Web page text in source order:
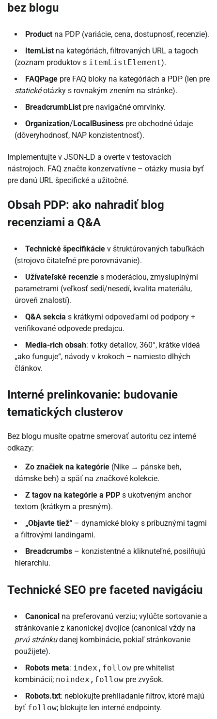
bez blogu
Product na PDP (variácie, cena, dostupnosť, recenzie).
ItemList na kategóriách, filtrovaných URL a tagoch
(zoznam produktov s itemListElement).
FAQPage pre FAQ bloky na kategóriách a PDP (len pre
statickéotázky s rovnakým znením na stránke).
BreadcrumbList pre navigačné omrvinky.
Organization/LocalBusiness pre obchodné údaje
(dôveryhodnosť, NAP konzistentnosť).
Implementujte v JSON-LD a overte v testovacích
nástrojoch. FAQ značte konzervatívne – otázky musia byť
pre danú URL špecifické a užitočné.
Obsah PDP: ako nahradiť blog
recenziami a Q&A
Technické špecifikácie v štruktúrovaných tabuľkách
(strojovo čitateľné pre porovnávanie).
Užívateľské recenzie s moderáciou, zmysluplnými
parametrami (veľkosť sedí/nesedí, kvalita materiálu,
úroveň znalostí).
Q&A sekcia s krátkymi odpoveďami od podpory +
verifikované odpovede predajcu.
Media-rich obsah: fotky detailov, 360°, krátke videá
„ako funguje“, návody v krokoch – namiesto dlhých
článkov.
Interné prelinkovanie: budovanie
tematických clusterov
Bez blogu musíte opatrne smerovať autoritu cez interné
odkazy:
Zo značiek na kategórie (Nike → pánske beh,
dámske beh) a späť na značkové kolekcie.
Z tagov na kategórie a PDP s ukotveným anchor
textom (krátkym a presným).
„Objavte tiež“ – dynamické bloky s príbuznými tagmi
a filtrovými landingami.
Breadcrumbs – konzistentné a kliknuteľné, posilňujú
hierarchiu.
Technické SEO pre faceted navigáciu
Canonical na preferovanú verziu; vylúčte sortovanie a
stránkovanie z kanonickej dvojice (canonical vždy na
prvú stránkudanej kombinácie, pokiaľ stránkovanie
použijete).
Robots meta: index,follow pre whitelist
kombinácií; noindex,follow pre zvyšok.
Robots.txt: neblokujte prehliadanie filtrov, ktoré majú
byť follow; blokujte len interné endpointy.